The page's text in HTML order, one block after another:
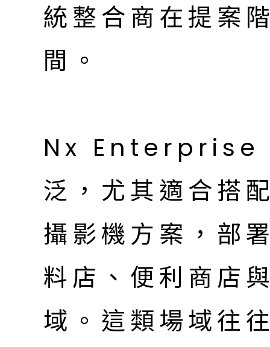
統整合商在提案
間。
Nx Enterprise
泛，尤其適合
攝影機方案，部
料店、便利商店
域。這類場域往